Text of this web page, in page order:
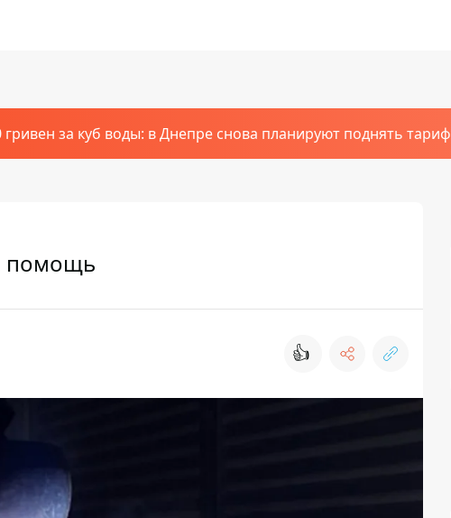
гривен за куб воды: в Днепре снова планируют поднять тариф
помощь
👍